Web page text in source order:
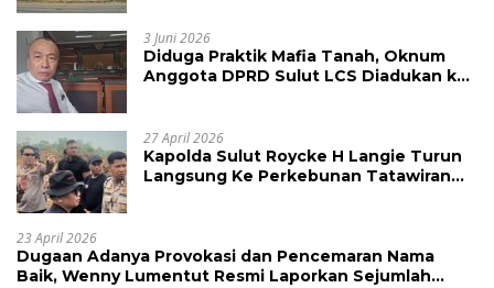
3 Juni 2026
Diduga Praktik Mafia Tanah, Oknum
Anggota DPRD Sulut LCS Diadukan ke
27 April 2026
Kapolda Sulut Roycke H Langie Turun
Langsung Ke Perkebunan Tatawiran
23 April 2026
Dugaan Adanya Provokasi dan Pencemaran Nama
Baik, Wenny Lumentut Resmi Laporkan Sejumlah